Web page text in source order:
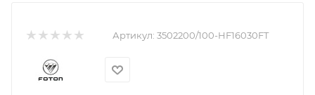
Артикул: 3502200/100-HF16030FT